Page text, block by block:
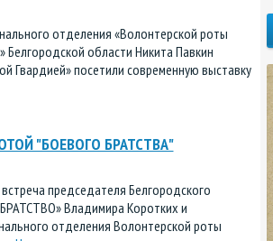
отделения «Волонтерской роты
области Никита Павкин
Гвардией» посетили современную выставку
"БОЕВОГО БРАТСТВА"
председателя Белгородского
Владимира Коротких и
отделения Волонтерской роты